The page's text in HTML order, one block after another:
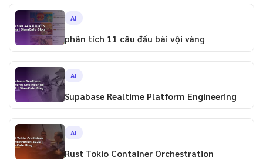
AI
phân tích 11 câu đầu bài vội vàng
AI
Supabase Realtime Platform Engineering
AI
Rust Tokio Container Orchestration